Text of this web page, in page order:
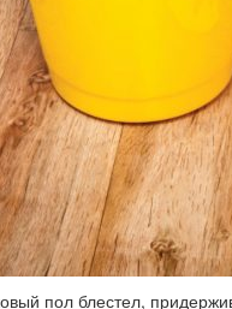
пол блестел,